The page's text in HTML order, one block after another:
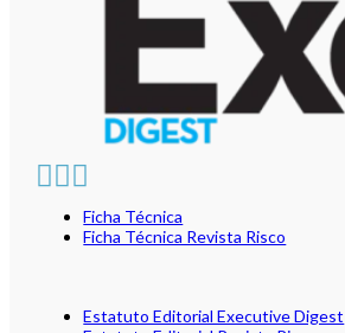
Ficha Técnica
Ficha Técnica Revista Risco
Estatuto Editorial Executive Digest